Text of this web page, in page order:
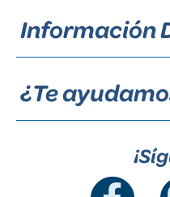
Información
¿Te